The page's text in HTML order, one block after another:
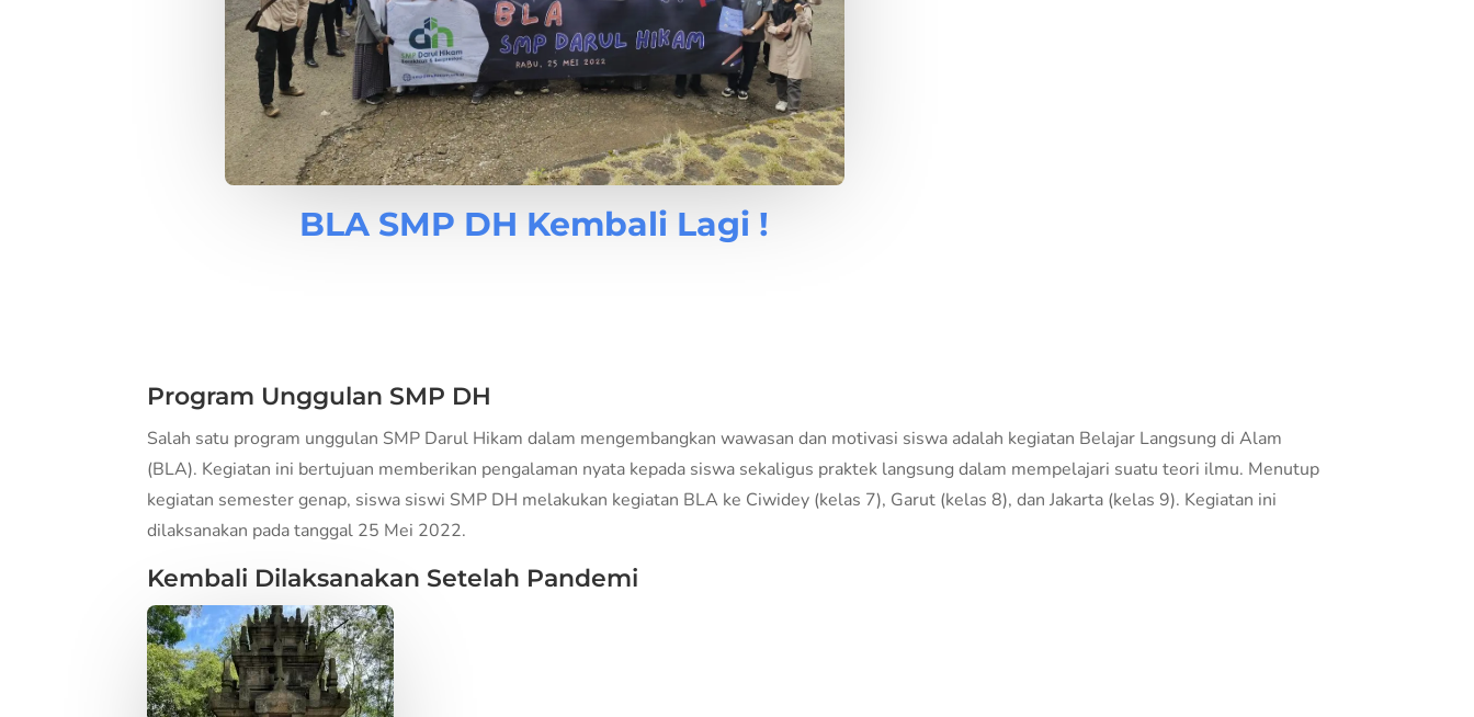
BLA SMP DH Kembali Lagi !
Program Unggulan SMP DH
Salah satu program unggulan SMP Darul Hikam dalam mengembangkan wawasan dan motivasi siswa adalah kegiatan Belajar Langsung di Alam
(BLA). Kegiatan ini bertujuan memberikan pengalaman nyata kepada siswa sekaligus praktek langsung dalam mempelajari suatu teori ilmu. Menutup
kegiatan semester genap, siswa siswi SMP DH melakukan kegiatan BLA ke Ciwidey (kelas 7), Garut (kelas 8), dan Jakarta (kelas 9). Kegiatan ini
dilaksanakan pada tanggal 25 Mei 2022.
Kembali Dilaksanakan Setelah Pandemi